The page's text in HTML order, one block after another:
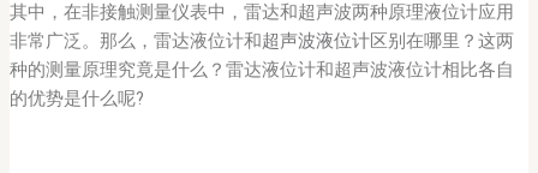
其中，在非接触测量仪表中，雷达和超声波两种原理液位计应用
非常广泛。那么，雷达液位计和超声波液位计区别在哪里？这两
种的测量原理究竟是什么？雷达液位计和超声波液位计相比各自
的优势是什么呢?